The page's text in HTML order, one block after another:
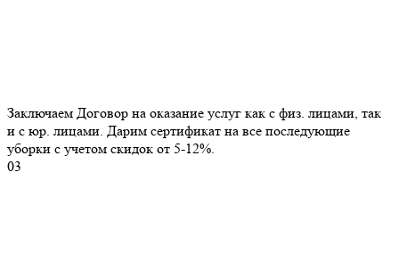
Заключаем Договор на оказание услуг как с физ. лицами, так
и с юр. лицами. Дарим сертификат на все последующие
уборки с учетом скидок от 5-12%.
03